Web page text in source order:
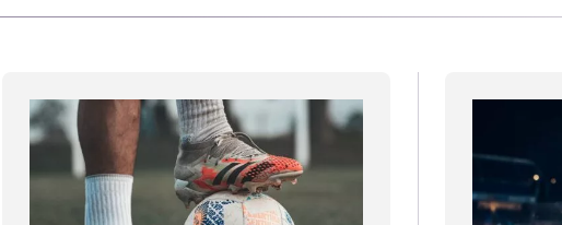
USAVRŠAVANJE
STIL
BACK TO OFFICE/SCHOOL
BIZLIFE WEEK
BIZLIFE WEEK